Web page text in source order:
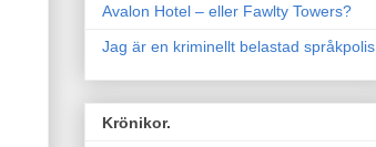
Avalon Hotel – eller Fawlty Towers?
Jag är en kriminellt belastad språkpolis
Krönikor.